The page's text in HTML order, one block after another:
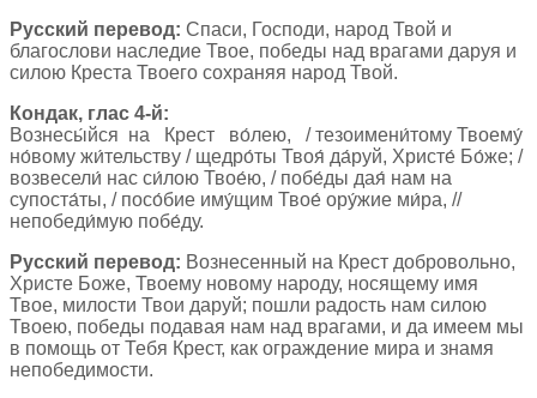
Русский перевод: Спаси, Господи, народ Твой и
благослови наследие Твое, победы над врагами даруя и
силою Креста Твоего сохраняя народ Твой.
Кондак, глас 4-й:
Вознесы́йся на Крест во́лею, / тезоимени́тому Твоему́
но́вому жи́тельству / щедро́ты Твоя́ да́руй, Христе́ Бо́же; /
возвесели́ нас си́лою Твое́ю, / побе́ды дая́ нам на
супоста́ты, / посо́бие иму́щим Твое́ ору́жие ми́ра, //
непобеди́мую побе́ду.
Русский перевод: Вознесенный на Крест добровольно,
Христе Боже, Твоему новому народу, носящему имя
Твое, милости Твои даруй; пошли радость нам силою
Твоею, победы подавая нам над врагами, и да имеем мы
в помощь от Тебя Крест, как ограждение мира и знамя
непобедимости.